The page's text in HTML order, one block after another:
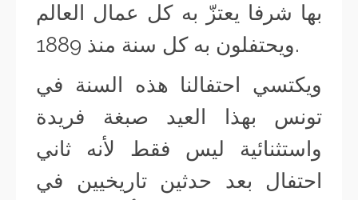
بها شرفا يعتزّ به كل عمال العالم
ويحتفلون به كل سنة منذ 1889.
ويكتسي احتفالنا هذه السنة في
تونس بهذا العيد صبغة فريدة
واستثنائية ليس فقط لأنه ثاني
احتفال بعد حدثين تاريخيين في